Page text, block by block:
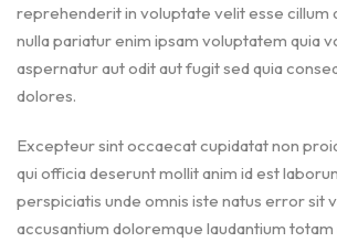
reprehenderit in voluptate velit esse cillum
nulla pariatur enim ipsam voluptatem quia
aspernatur aut odit aut fugit sed quia
dolores.
Excepteur sint occaecat cupidatat non
qui officia deserunt mollit anim id est
perspiciatis unde omnis iste natus error sit
accusantium doloremque laudantium